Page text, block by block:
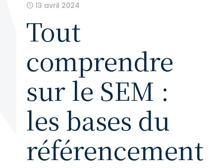
13 avril 2024
Tout
comprendre
sur le SEM :
les bases du
référencement